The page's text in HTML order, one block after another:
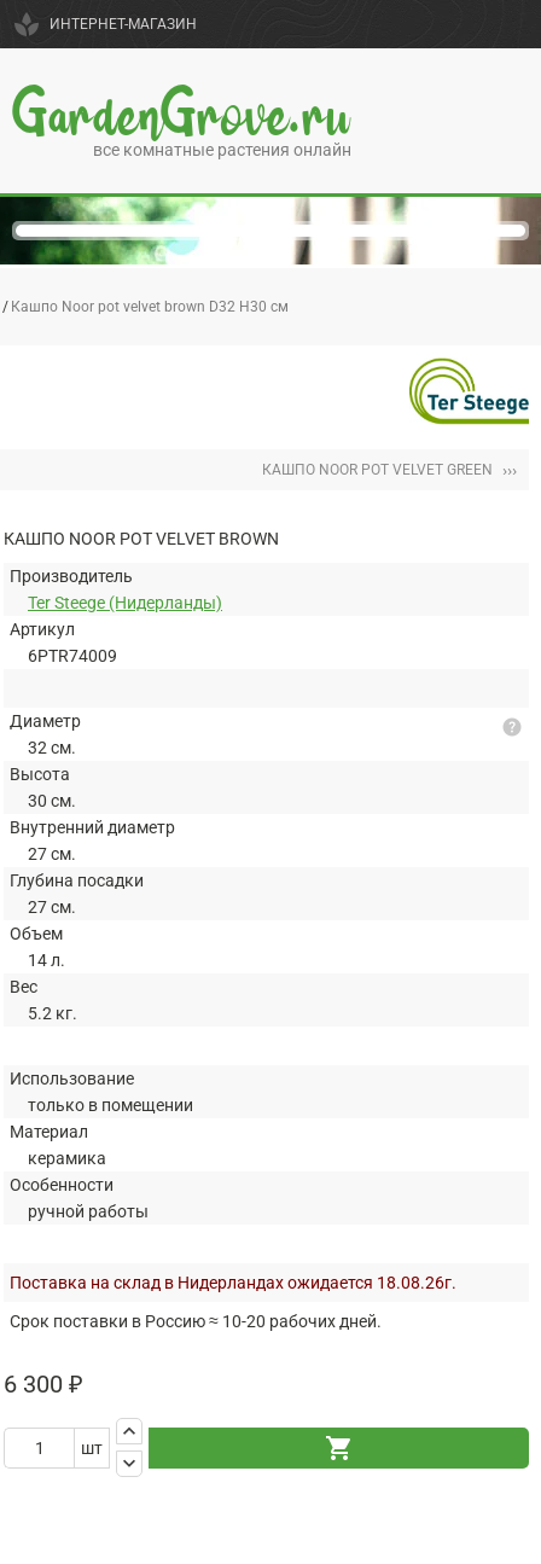
spa ИНТЕРНЕТ-МАГАЗИН
GardenGrove.ru
все комнатные растения онлайн
Кашпо Noor pot velvet brown D32 H30 см
КАШПО NOOR POT VELVET GREEN ›››
КАШПО NOOR POT VELVET BROWN
Производитель
Ter Steege (Нидерланды)
Артикул
6PTR74009
Диаметр
32 см.
Высота
30 см.
Внутренний диаметр
27 см.
Глубина посадки
27 см.
Объем
14 л.
Вес
5.2 кг.
help
Использование
только в помещении
Материал
керамика
Особенности
ручной работы
Поставка на склад в Нидерландах ожидается 18.08.26г.
Срок поставки в Россию ≈ 10-20 рабочих дней.
6 300 ₽
шт
keyboard_arrow_up
keyboard_arrow_down
shopping_cart